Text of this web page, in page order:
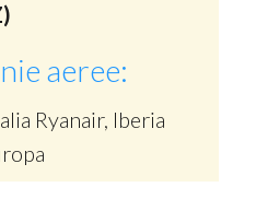
aeree:
Ryanair, Iberia